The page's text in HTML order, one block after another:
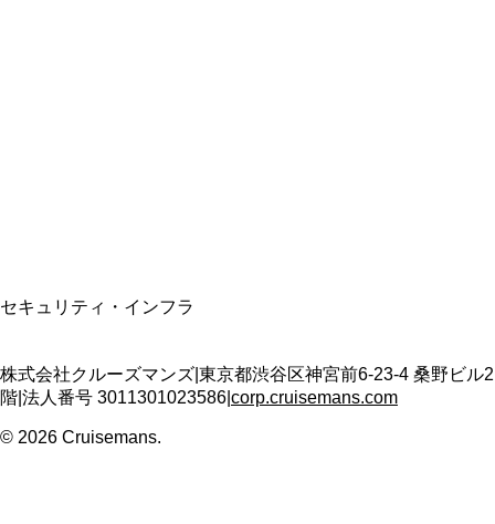
セキュリティ・インフラ
株式会社クルーズマンズ 東京都渋谷区神宮前6-23-4 桑野ビル2
階 法人番号 3011301023586 corp.cruisemans.com
© 2026 Cruisemans.